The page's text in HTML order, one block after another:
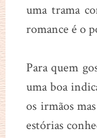
uma trama
romance é o
Para quem
uma boa
os irmãos
estórias